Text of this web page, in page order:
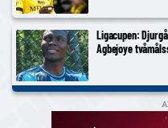
Ligacupen:
Agbejoye